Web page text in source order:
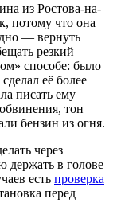
из Ростова-на-
потому что она
— вернуть
резкий
способе: было
её более
писать ему
тон
бензин из огня.
через
держать в голове
есть проверка
перед